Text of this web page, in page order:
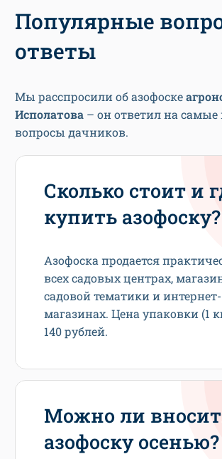
Популярные
ответы
Мы расспросили об азофоске
Исполатова – он ответил на
вопросы дачников.
Сколько стоит и
купить азофоску?
Азофоска продается
всех садовых центрах,
садовой тематики и интернет-
магазинах. Цена упаковки (1
140 рублей.
Можно ли
азофоску осенью?